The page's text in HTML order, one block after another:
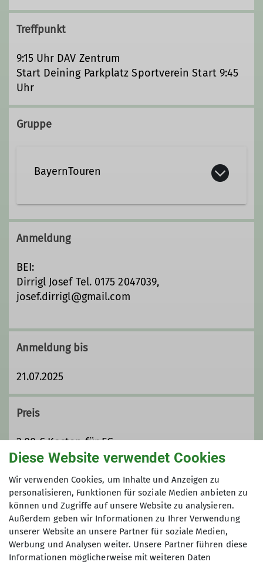
Treffpunkt
9:15 Uhr DAV Zentrum
Start Deining Parkplatz Sportverein Start 9:45
Uhr
Gruppe
BayernTouren
Wir sind ca. 15 Ausrichterinnen und
Ausrichter und engagieren uns, um für
euch das ganze Jahr hindurch ein
zusammenzustellen.
Anmeldung
BEI:
Dirrigl Josef Tel. 0175 2047039,
josef.dirrigl@gmail.com
Anmeldung bis
21.07.2025
Preis
2.00 € Kosten für FG
Maximale Teilnehmeranzahl
30
Diese Website verwendet Cookies
Wir verwenden Cookies, um Inhalte und Anzeigen zu
personalisieren, Funktionen für soziale Medien anbieten zu
können und Zugriffe auf unsere Website zu analysieren.
Außerdem geben wir Informationen zu Ihrer Verwendung
unserer Website an unsere Partner für soziale Medien,
Werbung und Analysen weiter. Unsere Partner führen diese
Informationen möglicherweise mit weiteren Daten